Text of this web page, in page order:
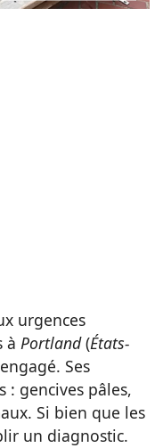
urgences
à Portland(États-
Ses
: gencives pâles,
Si bien que les
un diagnostic.